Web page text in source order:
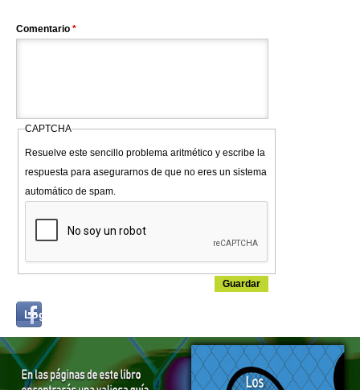
Comentario *
CAPTCHA
Resuelve este sencillo problema aritmético y escribe la
respuesta para asegurarnos de que no eres un sistema
automático de spam.
Log in with...